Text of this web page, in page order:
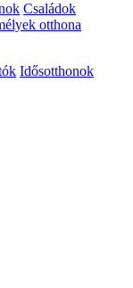
Családok
otthona
Idősotthonok